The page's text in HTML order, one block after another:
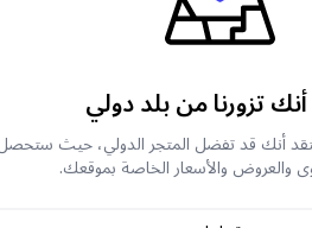
من بلد دولي
قد تفضل المتجر الدولي، حيث ستحصل
والأسعار الخاصة بموقعك.